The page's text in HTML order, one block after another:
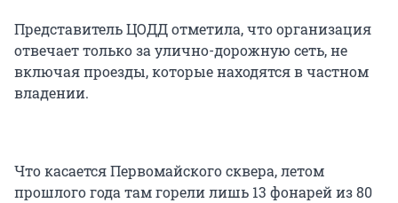
Представитель ЦОДД отметила, что организация
отвечает только за улично-дорожную сеть, не
включая проезды, которые находятся в частном
владении.
Что касается Первомайского сквера, летом
прошлого года там горели лишь 13 фонарей из 80